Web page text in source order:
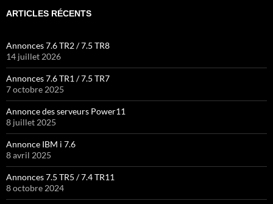
ARTICLES RÉCENTS
Annonces 7.6 TR2 / 7.5 TR8
14 juillet 2026
Annonces 7.6 TR1 / 7.5 TR7
7 octobre 2025
Annonce des serveurs Power11
8 juillet 2025
Annonce IBM i 7.6
8 avril 2025
Annonces 7.5 TR5 / 7.4 TR11
8 octobre 2024